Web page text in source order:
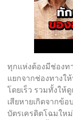
ทุกแห่งต้องมีช่องท
แยกจากช่องทางใ
โดยเร็ว รวมทั้งให้
เสียหายเกิดจากข้อ
บัตรเครดิตโฉมให